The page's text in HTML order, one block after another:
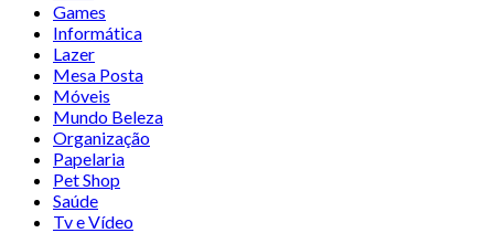
Games
Informática
Lazer
Mesa Posta
Móveis
Mundo Beleza
Organização
Papelaria
Pet Shop
Saúde
Tv e Vídeo